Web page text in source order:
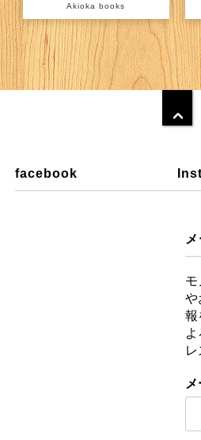
Akioka books
facebook
モ
や
報
レ